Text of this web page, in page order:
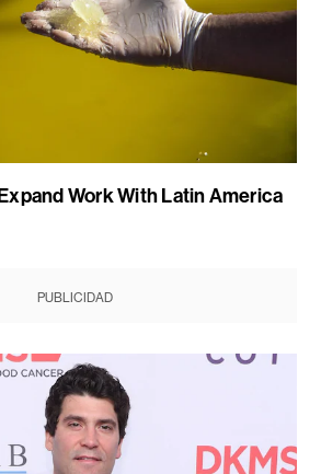
Work With Latin America
PUBLICIDAD